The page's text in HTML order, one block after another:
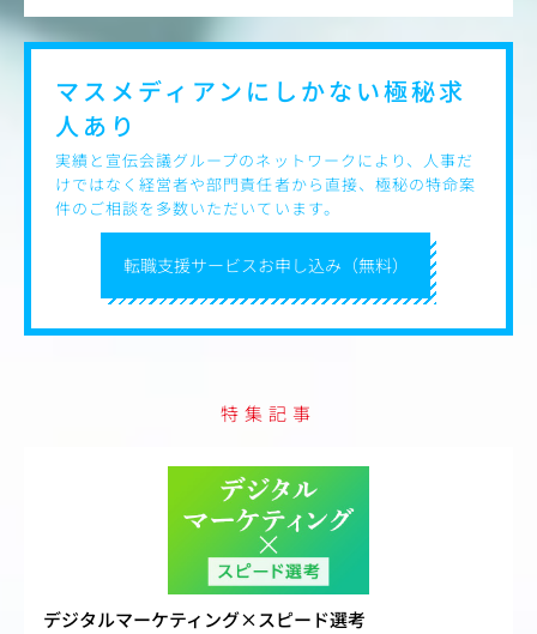
転職支援サービスお申し込み（無料）
マスメディアンにしかない極秘求
人あり
実績と宣伝会議グループのネットワークにより、人事だ
けではなく経営者や部門責任者から直接、極秘の特命案
件のご相談を多数いただいています。
特集記事
デジタルマーケティング×スピード選考